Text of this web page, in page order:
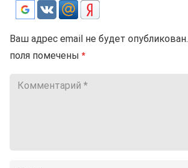
Ваш адрес email не будет опубликован.
поля помечены *